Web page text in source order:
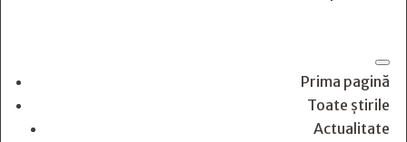
Prima pagină
Toate știrile
Actualitate